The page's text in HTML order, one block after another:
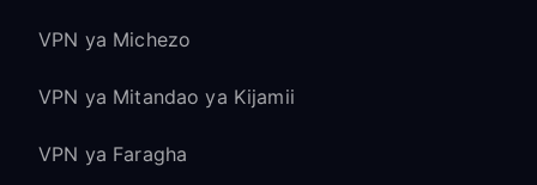
VPN ya Michezo
VPN ya Mitandao ya Kijamii
VPN ya Faragha